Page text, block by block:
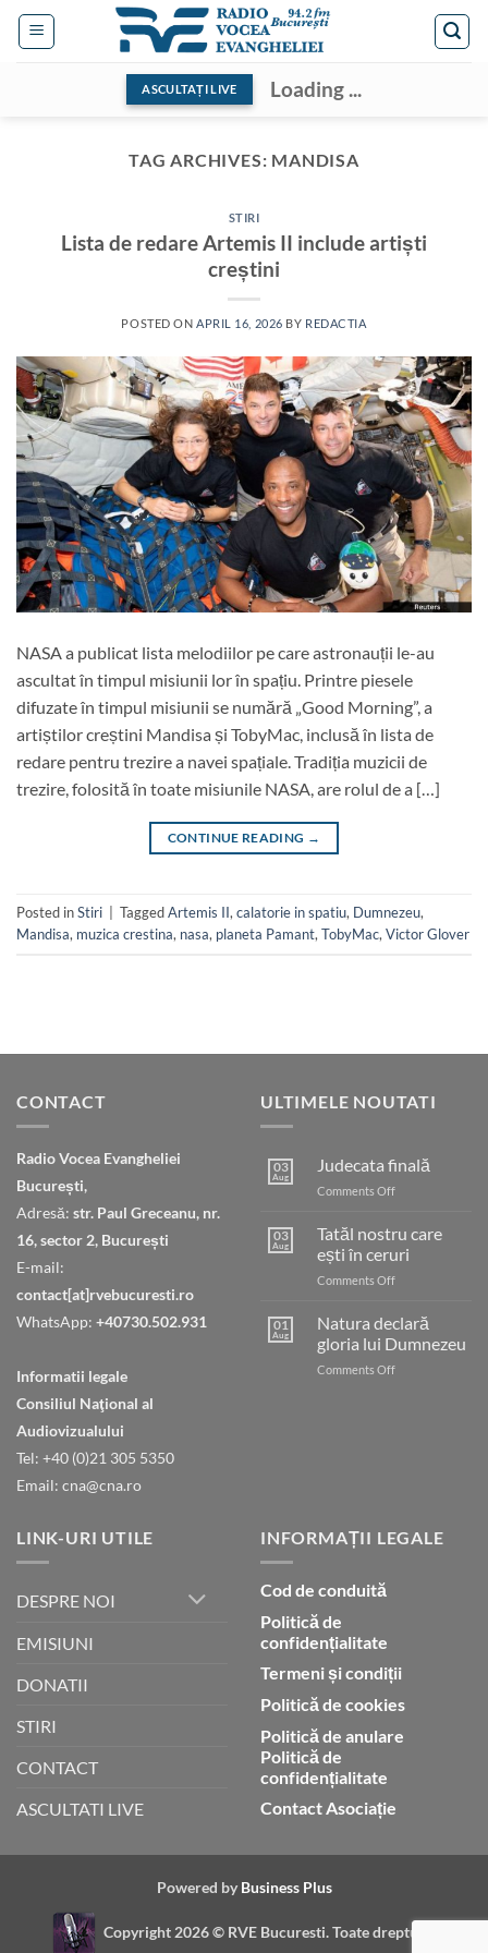
Skip
ASCULTAȚI LIVE Loading ...
TAG ARCHIVES: MANDISA
STIRI
Lista de redare Artemis II include artiști
creștini
POSTED ON APRIL 16, 2026 BY REDACTIA
NASA a publicat lista melodiilor pe care astronauții le-au
ascultat în timpul misiunii lor în spațiu. Printre piesele
difuzate în timpul misiunii se numără „Good Morning”, a
artiștilor creștini Mandisa și TobyMac, inclusă în lista de
redare pentru trezire a navei spațiale. Tradiția muzicii de
trezire, folosită în toate misiunile NASA, are rolul de a […]
CONTINUE READING →
Posted inStiri TaggedArtemis II, calatorie in spatiu, Dumnezeu,
Mandisa, muzica crestina, nasa, planeta Pamant, TobyMac, Victor Glover
CONTACT
Radio Vocea Evangheliei
București,
Adresă: str. Paul Greceanu, nr.
16, sector 2, București
E-mail:
contact[at]rvebucuresti.ro
WhatsApp: +40730.502.931
Informatii legale
Consiliul Naţional al
Audiovizualului
Tel: +40 (0)21 305 5350
Email: cna@cna.ro
ULTIMELE NOUTATI
03
Aug
Judecata finală
Comments Offon
03
Aug
Tatăl nostru care
ești în ceruri
Comments Offon
nostru
care
ești
în
01
Aug
Natura declară
gloria lui Dumnezeu
Comments Offon
LINK-URI UTILE
DESPRE NOI
EMISIUNI
DONATII
STIRI
CONTACT
ASCULTATI LIVE
INFORMAȚII LEGALE
Cod de conduită
Politică de
confidențialitate
Termeni și condiții
Politică de cookies
Politică de anulare
Politică de
confidențialitate
Contact Asociație
Powered by Business Plus
Copyright 2026 © RVE Bucuresti. Toate drepturile